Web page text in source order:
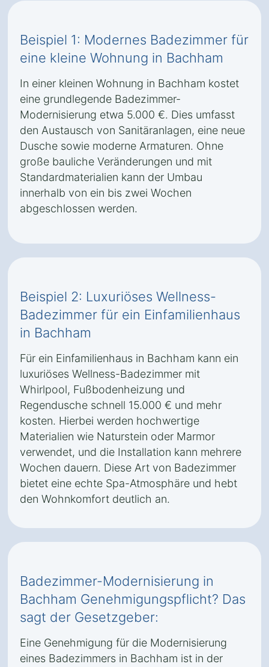
Beispiel 1: Modernes Badezimmer für
eine kleine Wohnung in Bachham
In einer kleinen Wohnung in Bachham kostet
eine grundlegende Badezimmer-
Modernisierung etwa 5.000 €. Dies umfasst
den Austausch von Sanitäranlagen, eine neue
Dusche sowie moderne Armaturen. Ohne
große bauliche Veränderungen und mit
Standardmaterialien kann der Umbau
innerhalb von ein bis zwei Wochen
abgeschlossen werden.
Beispiel 2: Luxuriöses Wellness-
Badezimmer für ein Einfamilienhaus
in Bachham
Für ein Einfamilienhaus in Bachham kann ein
luxuriöses Wellness-Badezimmer mit
Whirlpool, Fußbodenheizung und
Regendusche schnell 15.000 € und mehr
kosten. Hierbei werden hochwertige
Materialien wie Naturstein oder Marmor
verwendet, und die Installation kann mehrere
Wochen dauern. Diese Art von Badezimmer
bietet eine echte Spa-Atmosphäre und hebt
den Wohnkomfort deutlich an.
Badezimmer-Modernisierung in
Bachham Genehmigungspflicht? Das
sagt der Gesetzgeber:
Eine Genehmigung für die Modernisierung
eines Badezimmers in Bachham ist in der